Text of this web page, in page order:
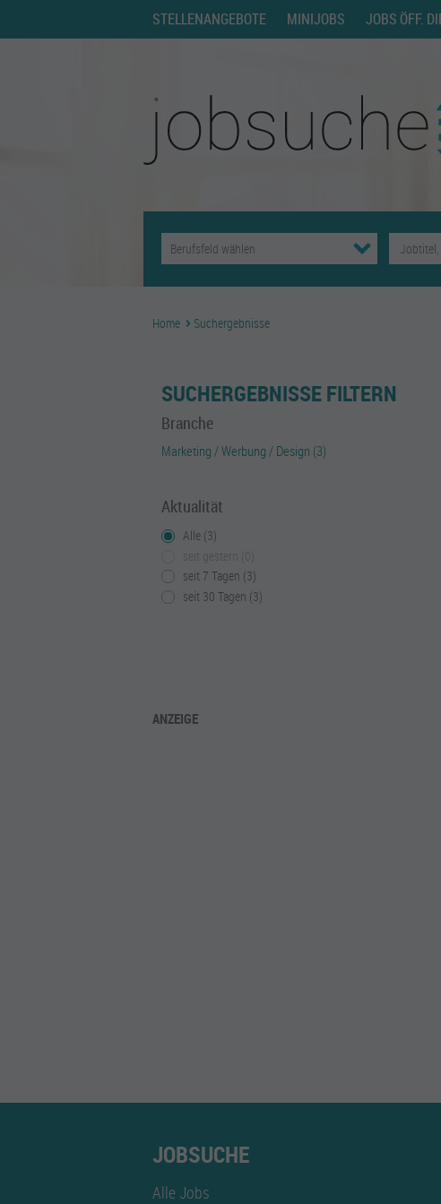
STELLENANGEBOTE MINIJOBS JOBS ÖFF.
Home Suchergebnisse
SUCHERGEBNISSE FILTERN
Branche
Marketing / Werbung / Design (3)
Aktualität
Alle (3)
seit 7 Tagen (3)
seit 30 Tagen (3)
ANZEIGE
JOBSUCHE
Alle Jobs